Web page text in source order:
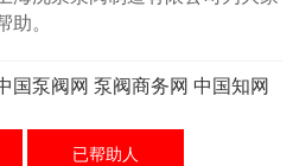
助。
国泵阀网 泵阀商务网 中国知网
已帮助人